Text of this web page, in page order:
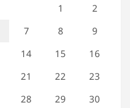
1
2
7 8
9
14 15
16
21 22
23
28 29
30